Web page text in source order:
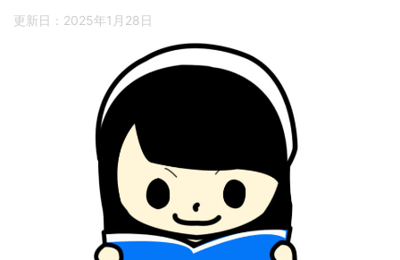
更新日： 2025年1月28日